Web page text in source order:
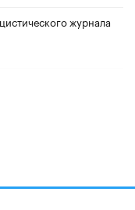
журнала